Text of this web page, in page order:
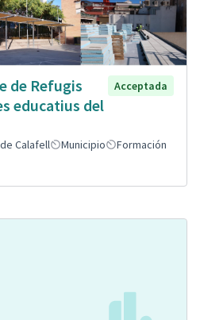
de Refugis
educatius del
Acceptada
Calafell Municipio
Formación